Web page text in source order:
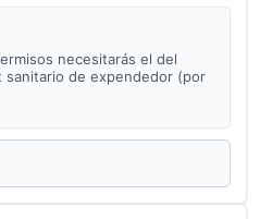
necesitarás el del
sanitario de expendedor (por